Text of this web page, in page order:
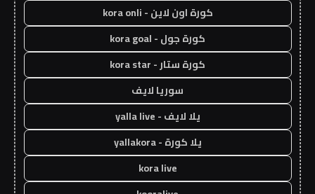
كورة اون لاين - kora onli
كورة جول - kora goal
كورة ستار - kora star
سوريا لايف
يلا لايف - yalla live
يلا كورة - yallakora
kora live